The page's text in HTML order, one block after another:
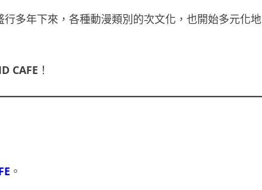
行多年下來，各種動漫類別的次文化，也開始多元化地
CAFE ！
。